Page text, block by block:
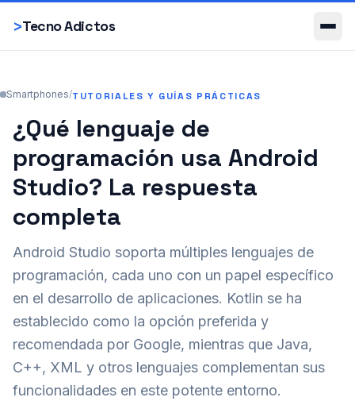
>Tecno Adictos
Smartphones
Smartphones/TUTORIALES Y GUÍAS PRÁCTICAS
¿Qué lenguaje de
programación usa Android
Studio? La respuesta
completa
Android Studio soporta múltiples lenguajes de
programación, cada uno con un papel específico
en el desarrollo de aplicaciones. Kotlin se ha
establecido como la opción preferida y
recomendada por Google, mientras que Java,
C++, XML y otros lenguajes complementan sus
funcionalidades en este potente entorno.